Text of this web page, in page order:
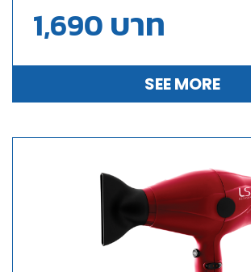
หนังศีรษะ
1,690 บาท
SEE MORE